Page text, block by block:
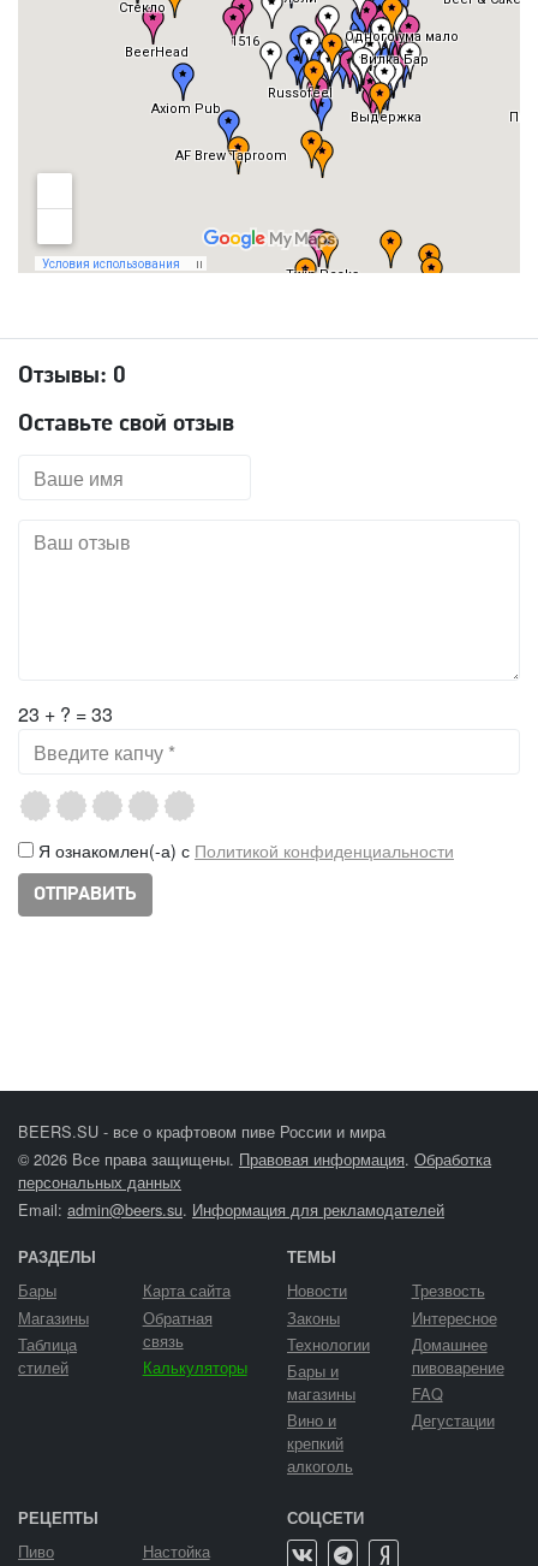
Отзывы: 0
Оставьте свой отзыв
23 + ? = 33
Я ознакомлен(-а) с Политикой конфиденциальности
BEERS.SU - все о крафтовом пиве России и мира
© 2026 Все права защищены. Правовая информация. Обработка
персональных данных
Email: admin@beers.su. Информация для рекламодателей
РАЗДЕЛЫ
Бары
Магазины
Таблица
стилей
Карта сайта
Обратная
связь
Калькуляторы
ТЕМЫ
Новости
Законы
Технологии
Бары и
магазины
Вино и
крепкий
алкоголь
Трезвость
Интересное
Домашнее
пивоварение
FAQ
Дегустации
РЕЦЕПТЫ
Пиво Настойка
СОЦСЕТИ